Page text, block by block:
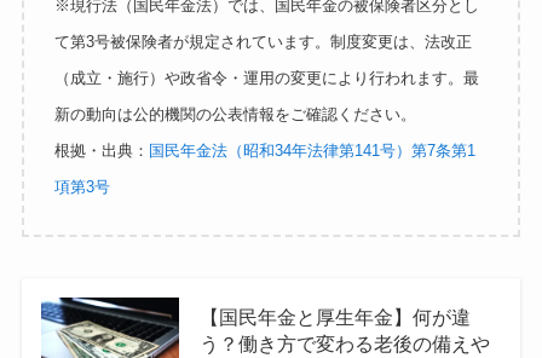
※現行法（国民年金法）では、国民年金の被保険者区分とし
て第3号被保険者が規定されています。制度変更は、法改正
（成立・施行）や政省令・運用の変更により行われます。最
新の動向は公的機関の公表情報をご確認ください。
根拠・出典： 国民年金法（昭和34年法律第141号）第7条第1
項第3号
【国民年金と厚生年金】何が違
う？働き方で変わる老後の備えや